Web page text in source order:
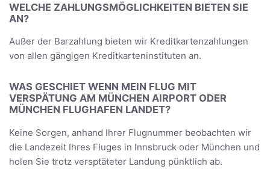
WELCHE ZAHLUNGSMÖGLICHKEITEN BIETEN SIE
AN?
Außer der Barzahlung bieten wir Kreditkartenzahlungen
von allen gängigen Kreditkarteninstituten an.
WAS GESCHIET WENN MEIN FLUG MIT
VERSPÄTUNG AM MÜNCHEN AIRPORT ODER
MÜNCHEN FLUGHAFEN LANDET?
Keine Sorgen, anhand Ihrer Flugnummer beobachten wir
die Landezeit Ihres Fluges in Innsbruck oder München und
holen Sie trotz versptäteter Landung pünktlich ab.